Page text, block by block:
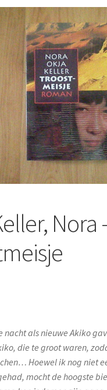
& Ophalen boeken
Nora
nacht als nieuwe Akiko
die te groot waren,
Hoewel ik nog niet
mocht de hoogste